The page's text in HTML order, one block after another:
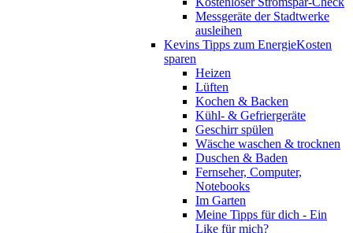
Messgeräte der Stadtwerke
ausleihen
Kevins Tipps zum EnergieKosten
sparen
Heizen
Lüften
Kochen & Backen
Kühl- & Gefriergeräte
Geschirr spülen
Wäsche waschen & trocknen
Duschen & Baden
Fernseher, Computer,
Notebooks
Im Garten
Meine Tipps für dich - Ein
Like für mich?